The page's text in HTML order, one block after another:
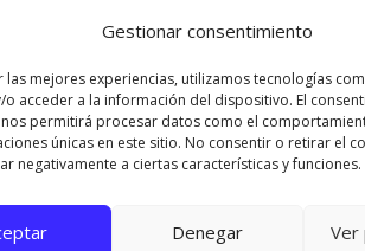
Gestionar consentimiento
las mejores experiencias, utilizamos tecnologías
o acceder a la información del dispositivo. El
permitirá procesar datos como el
únicas en este sitio. No consentir o retirar el
negativamente a ciertas características y funciones.
Denegar Ver